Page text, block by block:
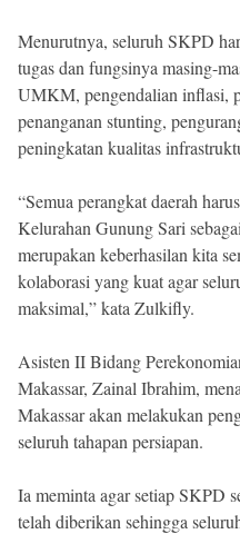
Menurutnya, seluruh SKPD
tugas dan fungsinya masing-
UMKM, pengendalian inflasi,
penanganan stunting,
peningkatan kualitas
“Semua perangkat daerah
Kelurahan Gunung Sari
merupakan keberhasilan kita
kolaborasi yang kuat agar
maksimal,” kata Zulkifly.
Asisten II Bidang
Makassar, Zainal Ibrahim,
Makassar akan melakukan
seluruh tahapan persiapan.
Ia meminta agar setiap SKPD
telah diberikan sehingga